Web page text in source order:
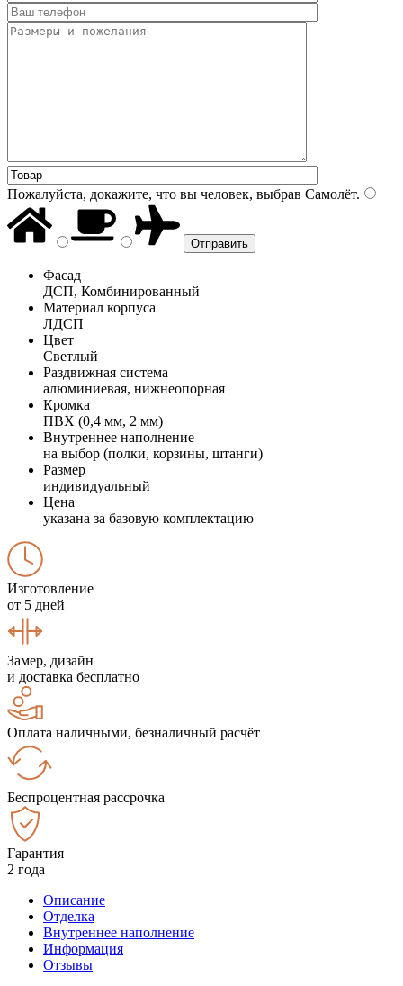
Пожалуйста, докажите, что вы человек, выбрав Самолёт.
Фасад
ДСП, Комбинированный
Материал корпуса
ЛДСП
Цвет
Светлый
Раздвижная система
алюминиевая, нижнеопорная
Кромка
ПВХ (0,4 мм, 2 мм)
Внутреннее наполнение
на выбор (полки, корзины, штанги)
Размер
индивидуальный
Цена
указана за базовую комплектацию
Изготовление
от 5 дней
Замер, дизайн
и доставка бесплатно
Оплата наличными, безналичный расчёт
Беспроцентная рассрочка
Гарантия
2 года
Описание
Отделка
Внутреннее наполнение
Информация
Отзывы